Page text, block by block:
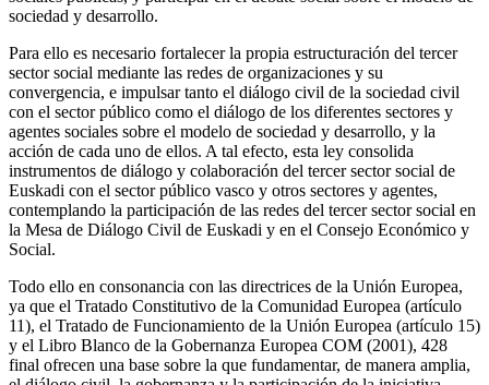
sociedad y desarrollo.
Para ello es necesario fortalecer la propia estructuración del tercer
sector social mediante las redes de organizaciones y su
convergencia, e impulsar tanto el diálogo civil de la sociedad civil
con el sector público como el diálogo de los diferentes sectores y
agentes sociales sobre el modelo de sociedad y desarrollo, y la
acción de cada uno de ellos. A tal efecto, esta ley consolida
instrumentos de diálogo y colaboración del tercer sector social de
Euskadi con el sector público vasco y otros sectores y agentes,
contemplando la participación de las redes del tercer sector social en
la Mesa de Diálogo Civil de Euskadi y en el Consejo Económico y
Social.
Todo ello en consonancia con las directrices de la Unión Europea,
ya que el Tratado Constitutivo de la Comunidad Europea (artículo
11), el Tratado de Funcionamiento de la Unión Europea (artículo 15)
y el Libro Blanco de la Gobernanza Europea COM (2001), 428
final ofrecen una base sobre la que fundamentar, de manera amplia,